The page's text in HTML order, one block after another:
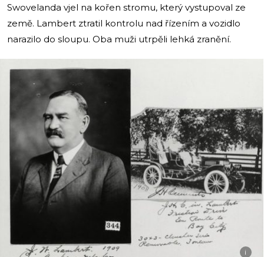
Swovelanda vjel na kořen stromu, který vystupoval ze
země. Lambert ztratil kontrolu nad řízením a vozidlo
narazilo do sloupu. Oba muži utrpěli lehká zranění.
i